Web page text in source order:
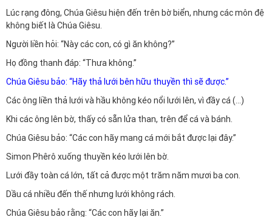
Lúc rạng đông, Chúa Giêsu hiện đến trên bờ biển, nhưng các môn đệ
không biết là Chúa Giêsu.
Người liền hỏi: “Này các con, có gì ăn không?”
Họ đồng thanh đáp: “Thưa không.”
Chúa Giêsu bảo: “Hãy thả lưới bên hữu thuyền thì sẽ được.”
Các ông liền thả lưới và hầu không kéo nổi lưới lên, vì đầy cá (…)
Khi các ông lên bờ, thấy có sẵn lửa than, trên để cá và bánh.
Chúa Giêsu bảo: “Các con hãy mang cá mới bắt được lại đây.”
Simon Phêrô xuống thuyền kéo lưới lên bờ.
Lưới đầy toàn cá lớn, tất cả được một trăm năm mươi ba con.
Dầu cá nhiều đến thế nhưng lưới không rách.
Chúa Giêsu bảo rằng: “Các con hãy lại ăn.”